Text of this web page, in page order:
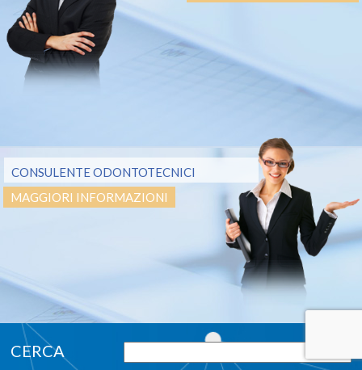
CONSULENTE ODONTOTECNICI
MAGGIORI INFORMAZIONI